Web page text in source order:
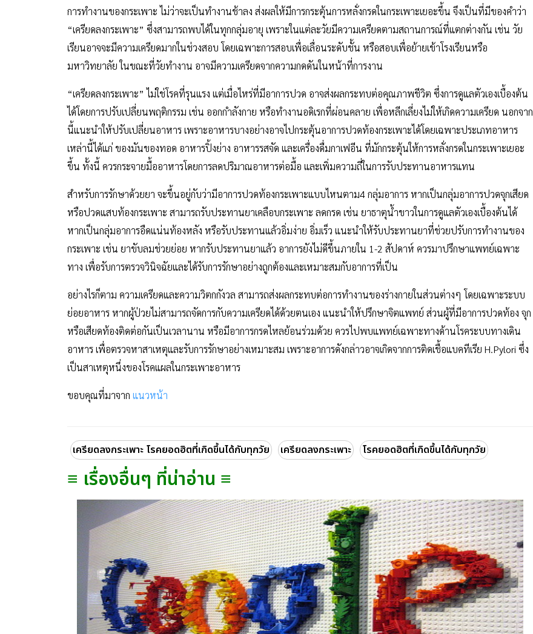
การทำงานของกระเพาะ ไม่ว่าจะเป็นทำงานช้าลง ส่งผลให้มีการกระตุ้นการหลั่งกรดในกระเพาะเยอะขึ้น จึงเป็นที่มีของคำว่า
“เครียดลงกระเพาะ” ซึ่งสามารถพบได้ในทุกกลุ่มอายุ เพราะในแต่ละวัยมีความเครียดตามสถานการณ์ที่แตกต่างกัน เช่น วัย
เรียนอาจจะมีความเครียดมากในช่วงสอบ โดยเฉพาะการสอบเพื่อเลื่อนระดับชั้น หรือสอบเพื่อย้ายเข้าโรงเรียนหรือ
มหาวิทยาลัย ในขณะที่วัยทำงาน อาจมีความเครียดจากความกดดันในหน้าที่การงาน
“เครียดลงกระเพาะ” ไม่ใช่โรคที่รุนแรง แต่เมื่อไหร่ที่มีอาการปวด อาจส่งผลกระทบต่อคุณภาพชีวิต ซึ่งการดูแลตัวเองเบื้องต้น
ได้โดยการปรับเปลี่ยนพฤติกรรม เช่น ออกกำลังกาย หรือทำงานอดิเรกที่ผ่อนคลาย เพื่อหลีกเลี่ยงไม่ให้เกิดความเครียด นอกจาก
นี้แนะนำให้ปรับเปลี่ยนอาหาร เพราะอาหารบางอย่างอาจไปกระตุ้นอาการปวดท้องกระเพาะได้โดยเฉพาะประเภทอาหาร
เหล่านี้ได้แก่ ของมันของทอด อาหารปิ้งย่าง อาหารรสจัด และเครื่องดื่มกาเฟอีน ที่มักกระตุ้นให้การหลั่งกรดในกระเพาะเยอะ
ขึ้น ทั้งนี้ ควรกระจายมื้ออาหารโดยการลดปริมาณอาหารต่อมื้อ และเพิ่มความถี่ในการรับประทานอาหารแทน
สำหรับการรักษาด้วยยา จะขึ้นอยู่กับว่ามีอาการปวดท้องกระเพาะแบบไหนตาม4 กลุ่มอาการ หากเป็นกลุ่มอาการปวดจุกเสียด
หรือปวดแสบท้องกระเพาะ สามารถรับประทานยาเคลือบกระเพาะ ลดกรด เช่น ยาธาตุน้ำขาวในการดูแลตัวเองเบื้องต้นได้
หากเป็นกลุ่มอาการอืดแน่นท้องหลัง หรือรับประทานแล้วอิ่มง่าย อิ่มเร็ว แนะนำให้รับประทานยาที่ช่วยปรับการทำงานของ
กระเพาะ เช่น ยาขับลมช่วยย่อย หากรับประทานยาแล้ว อาการยังไม่ดีขึ้นภายใน 1-2 สัปดาห์ ควรมาปรึกษาแพทย์เฉพาะ
ทาง เพื่อรับการตรวจวินิจฉัยและได้รับการรักษาอย่างถูกต้องและเหมาะสมกับอาการที่เป็น
อย่างไรก็ตาม ความเครียดและความวิตกกังวล สามารถส่งผลกระทบต่อการทำงานของร่างกายในส่วนต่างๆ โดยเฉพาะระบบ
ย่อยอาหาร หากผู้ป่วยไม่สามารถจัดการกับความเครียดได้ด้วยตนเอง แนะนำให้ปรึกษาจิตแพทย์ ส่วนผู้ที่มีอาการปวดท้อง จุก
หรือเสียดท้องติดต่อกันเป็นเวลานาน หรือมีอาการกรดไหลย้อนร่วมด้วย ควรไปพบแพทย์เฉพาะทางด้านโรคระบบทางเดิน
อาหาร เพื่อตรวจหาสาเหตุและรับการรักษาอย่างเหมาะสม เพราะอาการดังกล่าวอาจเกิดจากการติดเชื้อแบคทีเรีย H.Pylori ซึ่ง
เป็นสาเหตุหนึ่งของโรคแผลในกระเพาะอาหาร
ขอบคุณที่มาจาก แนวหน้า
เครียดลงกระเพาะ โรคยอดฮิตที่เกิดขึ้นได้กับทุกวัย เครียดลงกระเพาะ โรคยอดฮิตที่เกิดขึ้นได้กับทุกวัย
≡ เรื่องอื่นๆ ที่น่าอ่าน ≡